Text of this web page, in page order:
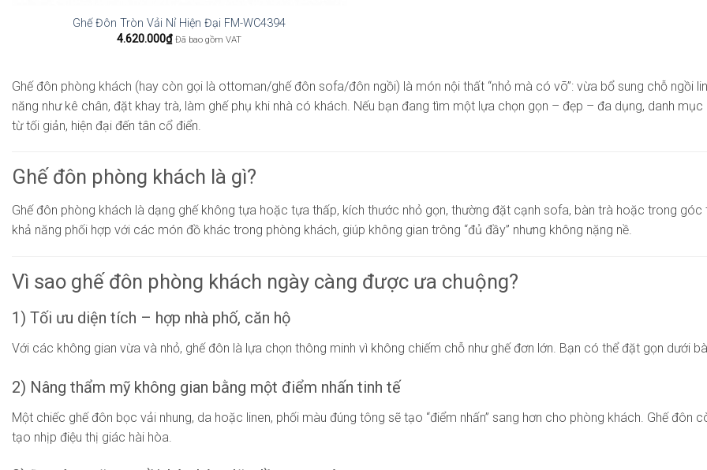
Ghế Đôn Tròn Vải Nỉ Hiện Đại FM-WC4394
4.620.000₫ Đã bao gồm VAT
Ghế đôn phòng khách (hay còn gọi là ottoman/ghế đôn sofa/đôn ngồi) là món nội thất “nhỏ mà có võ”: vừa bổ sung chỗ ngồi
năng như kê chân, đặt khay trà, làm ghế phụ khi nhà có khách. Nếu bạn đang tìm một lựa chọn gọn – đẹp – đa dụng, danh
từ tối giản, hiện đại đến tân cổ điển.
Ghế đôn phòng khách là gì?
Ghế đôn phòng khách là dạng ghế không tựa hoặc tựa thấp, kích thước nhỏ gọn, thường đặt cạnh sofa, bàn trà hoặc trong
khả năng phối hợp với các món đồ khác trong phòng khách, giúp không gian trông “đủ đầy” nhưng không nặng nề.
Vì sao ghế đôn phòng khách ngày càng được ưa chuộng?
1) Tối ưu diện tích – hợp nhà phố, căn hộ
Với các không gian vừa và nhỏ, ghế đôn là lựa chọn thông minh vì không chiếm chỗ như ghế đơn lớn. Bạn có thể đặt gọn dưới
2) Nâng thẩm mỹ không gian bằng một điểm nhấn tinh tế
Một chiếc ghế đôn bọc vải nhung, da hoặc linen, phối màu đúng tông sẽ tạo “điểm nhấn” sang hơn cho phòng khách. Ghế
tạo nhịp điệu thị giác hài hòa.